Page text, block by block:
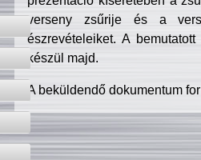
verseny zsűrije és a
észrevételeiket. A
készül majd.
A beküldendő dokumentum